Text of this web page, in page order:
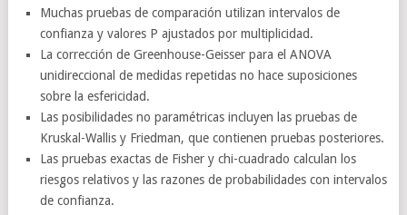
Muchas pruebas de comparación utilizan intervalos de
confianza y valores P ajustados por multiplicidad.
La corrección de Greenhouse-Geisser para el ANOVA
unidireccional de medidas repetidas no hace suposiciones
sobre la esfericidad.
Las posibilidades no paramétricas incluyen las pruebas de
Kruskal-Wallis y Friedman, que contienen pruebas posteriores.
Las pruebas exactas de Fisher y chi-cuadrado calculan los
riesgos relativos y las razones de probabilidades con intervalos
de confianza.